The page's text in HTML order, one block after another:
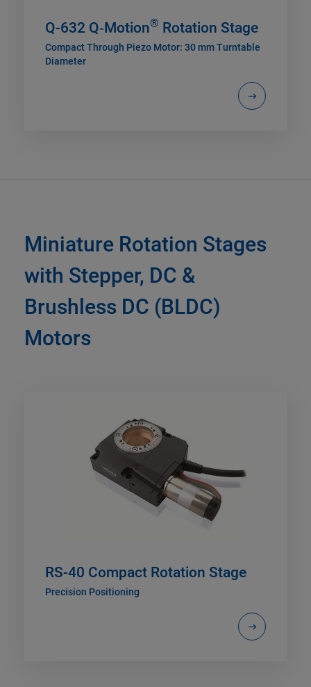
Q-632 Q‑Motion® Rotation Stage
Compact Through Piezo Motor: 30 mm Turntable
Diameter
Miniature Rotation Stages
with Stepper, DC &
Brushless DC (BLDC)
Motors
RS-40 Compact Rotation Stage
Precision Positioning